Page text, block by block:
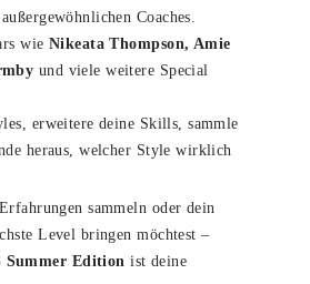
Coaches.
wie Nikeata Thompson, Amie
und viele weitere Special
erweitere deine Skills, sammle
heraus, welcher Style wirklich
sammeln oder dein
Level bringen möchtest –
Summer Edition ist deine